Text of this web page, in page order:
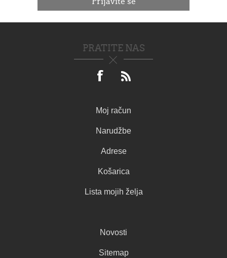
PRATITE NAS
Moj račun
Narudžbe
Adrese
Košarica
Lista mojih želja
Novosti
Sitemap